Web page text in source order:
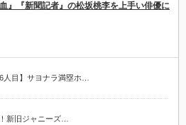
』『新聞記者』の松坂桃李を上手い俳優に
人目】サヨナラ満塁ホ…
新旧ジャニーズ…